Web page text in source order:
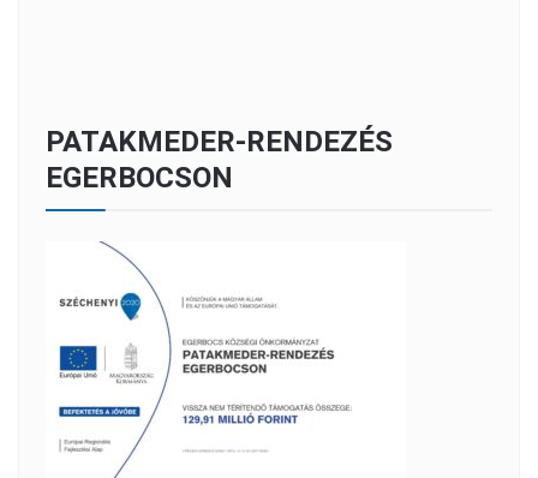
PATAKMEDER-RENDEZÉS
EGERBOCSON